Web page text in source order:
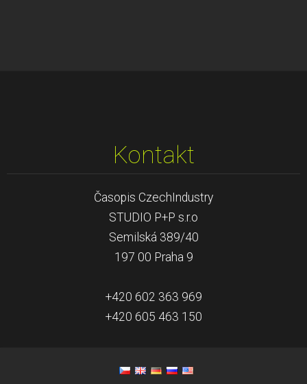
Kontakt
Časopis CzechIndustry
STUDIO P+P s.r.o
Semilská 389/40
197 00 Praha 9
+420 602 363 969
+420 605 463 150